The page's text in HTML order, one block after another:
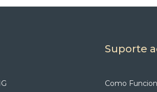
Suporte
Como